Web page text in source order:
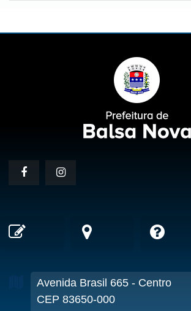
Avenida Brasil 665 - Centro
CEP 83650-000